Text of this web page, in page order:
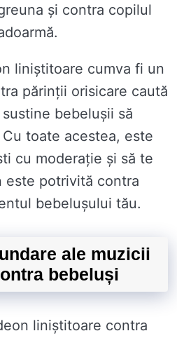
și contra copilul
liniștitoare cumva fi un
părinții orisicare caută
bebelușii să
toate acestea, este
cu moderație și să te
este potrivită contra
bebelușului tău.
ale muzicii
bebeluși
liniștitoare contra